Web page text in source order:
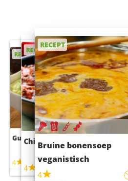
RECEPT
Guacamole
4
RECEPT
Chili con carne
4 45m
RECEPT
Bruine bonensoep
veganistisch
4
RECEPT
Sushi rijstsalade
maaltijdsalade
RECEPT
4